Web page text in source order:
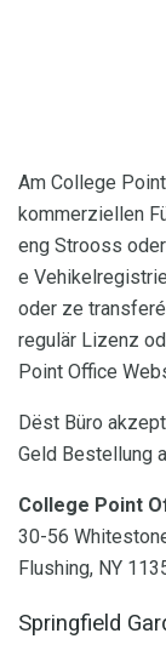
Am College
kommerziellen
eng Strooss
e
oder ze
regulär Lizenz
Point Office
Dëst Büro
Geld Bestellung
College Point
30-56
Flushing, NY
Springfield